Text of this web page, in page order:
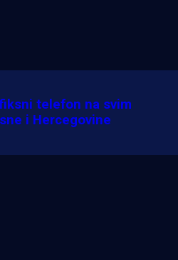
telefon na svim
i Hercegovine